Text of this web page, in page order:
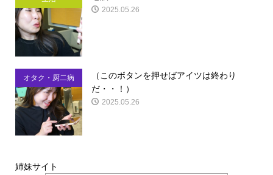
2025.05.26
オタク・厨二病
（このボタンを押せばアイツは終わり
だ・・！）
2025.05.26
姉妹サイト